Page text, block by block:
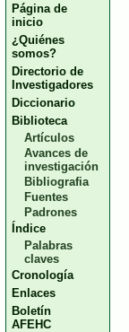
Página de
inicio
¿Quiénes
somos?
Directorio de
Investigadores
Diccionario
Biblioteca
Artículos
Avances de
investigación
Bibliografia
Fuentes
Padrones
Índice
Palabras
claves
Cronología
Enlaces
Boletín
AFEHC